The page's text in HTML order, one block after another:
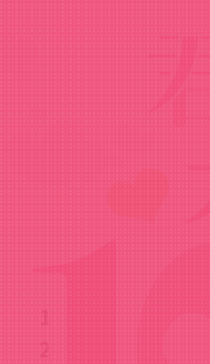
22日配信）